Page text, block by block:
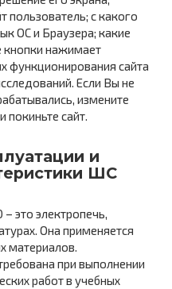
пользователь; с какого
ОС и Браузера; какие
кнопки нажимает
функционирования сайта
Если Вы не
измените
покиньте сайт.
и
ШС
это электропечь,
Она применяется
материалов.
при выполнении
работ в учебных